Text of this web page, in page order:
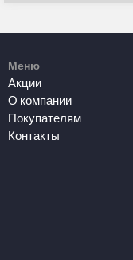
Меню
Акции
О компании
Покупателям
Контакты